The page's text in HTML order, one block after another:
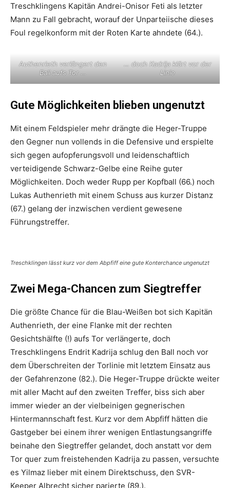
Treschklingens Kapitän Andrei-Onisor Feti als letzter
Mann zu Fall gebracht, worauf der Unparteiische dieses
Foul regelkonform mit der Roten Karte ahndete (64.).
Authenrieth verlängert den
Ball aufs Tor …
… doch Kadrija klärt vor der
Linie
Gute Möglichkeiten blieben ungenutzt
Mit einem Feldspieler mehr drängte die Heger-Truppe
den Gegner nun vollends in die Defensive und erspielte
sich gegen aufopferungsvoll und leidenschaftlich
verteidigende Schwarz-Gelbe eine Reihe guter
Möglichkeiten. Doch weder Rupp per Kopfball (66.) noch
Lukas Authenrieth mit einem Schuss aus kurzer Distanz
(67.) gelang der inzwischen verdient gewesene
Führungstreffer.
Treschklingen lässt kurz vor dem Abpfiff eine gute Konterchance ungenutzt
Zwei Mega-Chancen zum Siegtreffer
Die größte Chance für die Blau-Weißen bot sich Kapitän
Authenrieth, der eine Flanke mit der rechten
Gesichtshälfte (!) aufs Tor verlängerte, doch
Treschklingens Endrit Kadrija schlug den Ball noch vor
dem Überschreiten der Torlinie mit letztem Einsatz aus
der Gefahrenzone (82.). Die Heger-Truppe drückte weiter
mit aller Macht auf den zweiten Treffer, biss sich aber
immer wieder an der vielbeinigen gegnerischen
Hintermannschaft fest. Kurz vor dem Abpfiff hätten die
Gastgeber bei einem ihrer wenigen Entlastungsangriffe
beinahe den Siegtreffer gelandet, doch anstatt vor dem
Tor quer zum freistehenden Kadrija zu passen, versuchte
es Yilmaz lieber mit einem Direktschuss, den SVR-
Keeper Albrecht sicher parierte (89.).